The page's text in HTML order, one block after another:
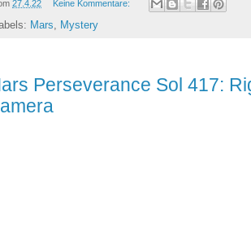
27.4.22 Keine Kommentare:
Mars, Mystery
Perseverance Sol 417: